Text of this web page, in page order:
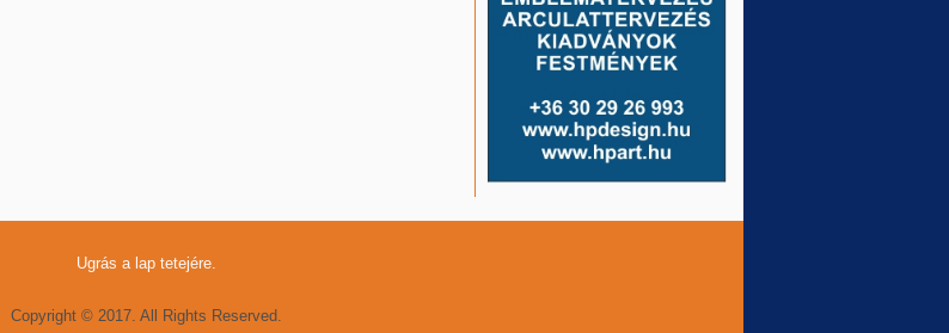
Ugrás a lap tetejére.
Copyright © 2017. All Rights Reserved.